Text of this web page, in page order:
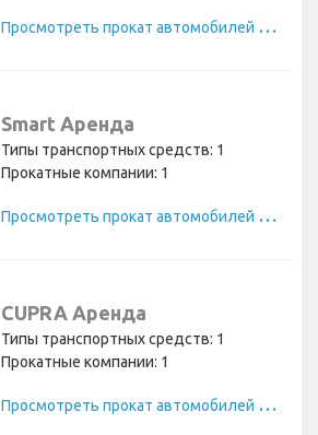
П
росмотреть прокат автомобилей Nissan
Smart Аренда
Типы транспортных средств: 1
Прокатные компании: 1
П
росмотреть прокат автомобилей Smart
CUPRA Аренда
Типы транспортных средств: 1
Прокатные компании: 1
П
росмотреть прокат автомобилей CUPRA